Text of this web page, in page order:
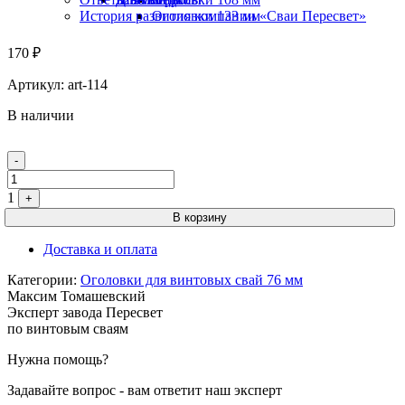
Оголовки 133 мм
История развития компании «Сваи Пересвет»
170 ₽
Артикул: art-114
В наличии
Quantity
-
1
+
В корзину
Доставка и оплата
Категории: Оголовки для винтовых свай 76 мм
Максим Томашевский
Эксперт завода Пересвет
по винтовым сваям
Нужна помощь?
Задавайте вопрос - вам ответит наш эксперт